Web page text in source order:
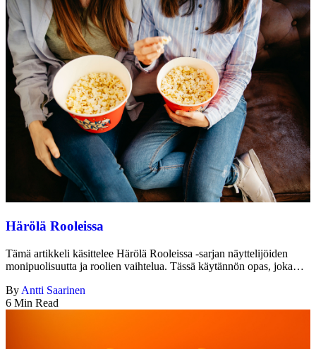
Härölä Rooleissa
Tämä artikkeli käsittelee Härölä Rooleissa -sarjan näyttelijöiden
monipuolisuutta ja roolien vaihtelua. Tässä käytännön opas, joka…
By Antti Saarinen
6 Min Read